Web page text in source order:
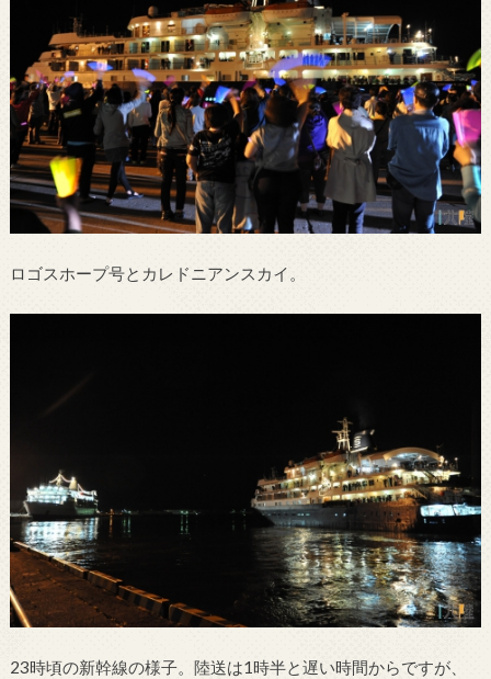
ロゴスホープ号とカレドニアンスカイ。
23時頃の新幹線の様子。陸送は1時半と遅い時間からですが、